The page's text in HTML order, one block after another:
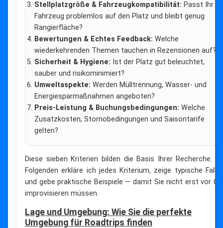
Stellplatzgröße & Fahrzeugkompatibilität: Passt Ihr
Fahrzeug problemlos auf den Platz und bleibt genug
Rangierfläche?
Bewertungen & Echtes Feedback: Welche
wiederkehrenden Themen tauchen in Rezensionen auf?
Sicherheit & Hygiene: Ist der Platz gut beleuchtet,
sauber und risikominimiert?
Umweltaspekte: Werden Mülltrennung, Wasser- und
Energiesparmaßnahmen angeboten?
Preis-Leistung & Buchungsbedingungen: Welche
Zusatzkosten, Stornobedingungen und Saisontarife
gelten?
Diese sieben Kriterien bilden die Basis Ihrer Recherche.
Folgenden erkläre ich jedes Kriterium, zeige typische
und gebe praktische Beispiele — damit Sie nicht erst vor
improvisieren müssen.
Lage und Umgebung: Wie Sie die perfekte
Umgebung für Roadtrips finden